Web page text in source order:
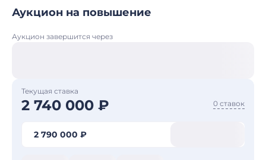
Аукцион на повышение
Аукцион завершится через
Текущая ставка
2 740 000 ₽ 0 ставок
2 790 000 ₽